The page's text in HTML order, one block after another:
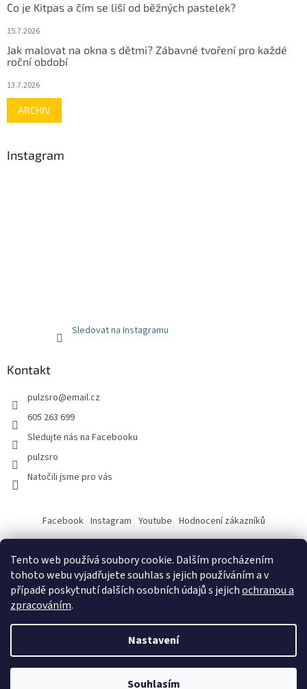
Tento web používá soubory cookie. Dalším procházením
tohoto webu vyjadřujete souhlas s jejich používáním a v
případě poskytnutí dalších osobních údajů s jejichochranou a
zpracováním.
Nastavení
Souhlasím
Co je Kitpas a čím se liší od běžných pastelek?
15.7.2026
Jak malovat na okna s dětmi? Zábavné tvoření pro každé
roční období
13.7.2026
ARCHIV
Instagram
Sledovat na Instagramu
Kontakt
pulzsro@email.cz
605 263 699
Sledujte nás na Facebooku
pulzsro
Natočili jsme pro vás
Facebook Instagram Youtube Hodnocení zákazníků